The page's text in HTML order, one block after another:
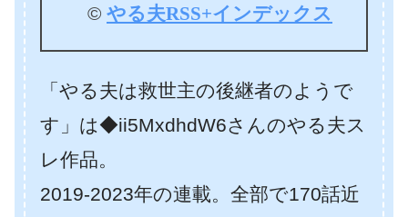
© やる夫RSS+インデックス
「やる夫は救世主の後継者のようで
す」は◆ii5MxdhdW6さんのやる夫ス
レ作品。
2019-2023年の連載。全部で170話近